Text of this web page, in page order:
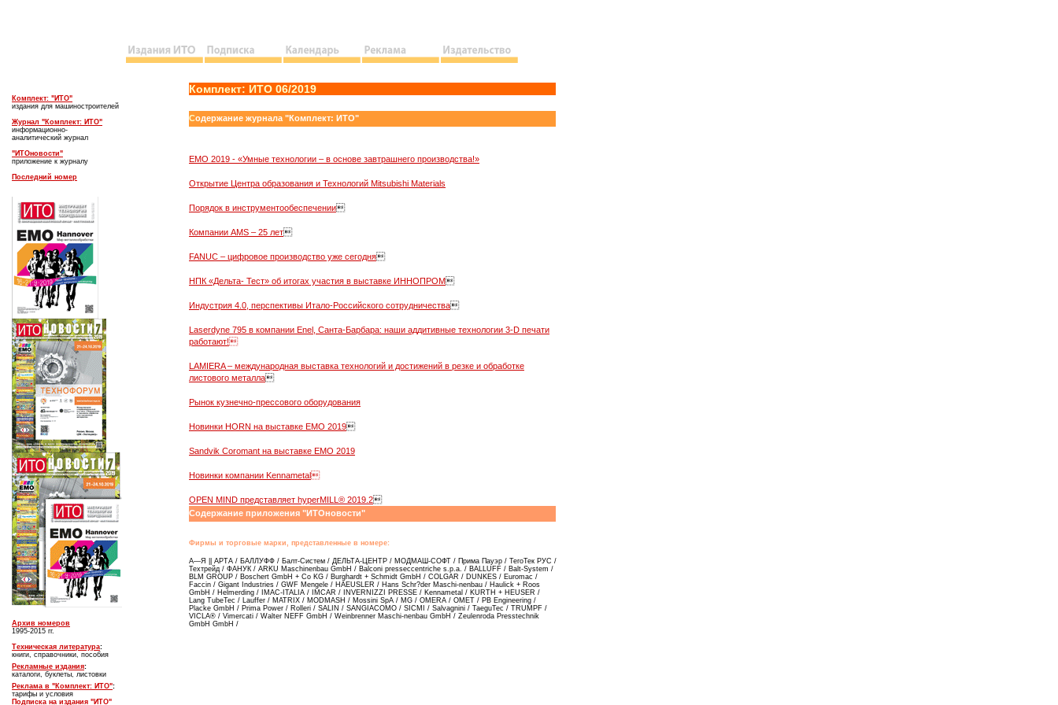
Комплект: "ИТО"
издания для машиностроителей
Журнал "Комплект: ИТО"
информационно-
аналитический журнал
"ИТОновости"
приложение к журналу
Последний номер
Архив номеров
1995-2015 гг.
Техническая литература:
книги, справочники, пособия
Рекламные издания:
каталоги, буклеты, листовки
Реклама в "Комплект: ИТО":
тарифы и условия
Подписка на издания "ИТО"
Комплект: ИТО 06/2019
Содержание журнала "Комплект: ИТО"
EMO 2019 - «Умные технологии – в основе завтрашнего производства!»
Открытие Центра образования и Технологий Mitsubishi Materials
Порядок в инструментообеспечении
Компании AMS – 25 лет
FANUC – цифровое производство уже сегодня
НПК «Дельта- Тест» об итогах участия в выставке ИННОПРОМ
Индустрия 4.0, перспективы Итало-Российского сотрудничества
Laserdyne 795 в компании Enel, Санта-Барбара: наши аддитивные технологии 3-D печати
работают!
LAMIERA – международная выставка технологий и достижений в резке и обработке
листового металла
Рынок кузнечно-прессового оборудования
Новинки HORN на выставке EMO 2019
Sandvik Coromant на выставке ЕМО 2019
Новинки компании Kennametal
OPEN MIND представляет hyperMILL® 2019.2
Содержание приложения "ИТОновости"
Фирмы и торговые марки, представленные в номере:
A—Я || АРТА / БАЛЛУФФ / Балт-Систем / ДЕЛЬТА-ЦЕНТР / МОДМАШ-СОФТ / Прима Пауэр / ТегоТек РУС /
Техтрейд / ФАНУК / ARKU Maschinenbau GmbH / Balconi presseccentriche s.p.a. / BALLUFF / Balt-System /
BLM GROUP / Boschert GmbH + Co KG / Burghardt + Schmidt GmbH / COLGAR / DUNKES / Euromac /
Faccin / Gigant Industries / GWF Mengele / HAEUSLER / Hans Schr?der Maschi-nenbau / Haulick + Roos
GmbH / Helmerding / IMAC-ITALIA / IMCAR / INVERNIZZI PRESSE / Kennametal / KURTH + HEUSER /
Lang TubeTec / Lauffer / MATRIX / MODMASH / Mossini SpA / MG / OMERA / OMET / PB Engineering /
Placke GmbH / Prima Power / Rolleri / SALIN / SANGIACOMO / SICMI / Salvagnini / TaeguTec / TRUMPF /
VICLA® / Vimercati / Walter NEFF GmbH / Weinbrenner Maschi-nenbau GmbH / Zeulenroda Presstechnik
GmbH GmbH /